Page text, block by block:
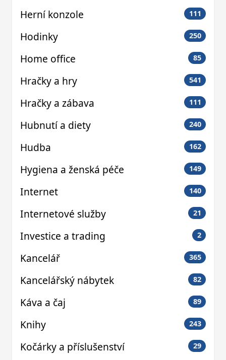
Herní konzole 111
Hodinky 250
Home office 85
Hračky a hry 541
Hračky a zábava 111
Hubnutí a diety 240
Hudba 162
Hygiena a ženská péče 149
Internet 140
Internetové služby 21
Investice a trading 2
Kancelář 365
Kancelářský nábytek 82
Káva a čaj 89
Knihy 243
Kočárky a příslušenství 29